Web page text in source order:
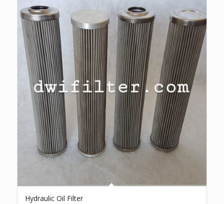
Hydraulic Oil Filter